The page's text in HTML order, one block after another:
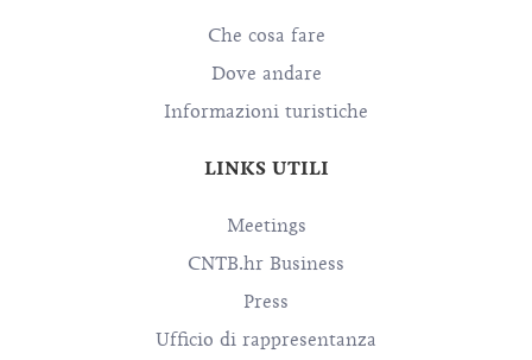
Che cosa fare
Dove andare
Informazioni turistiche
LINKS UTILI
Meetings
CNTB.hr Business
Press
Ufficio di rappresentanza